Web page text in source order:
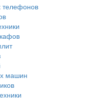
телефонов
машин